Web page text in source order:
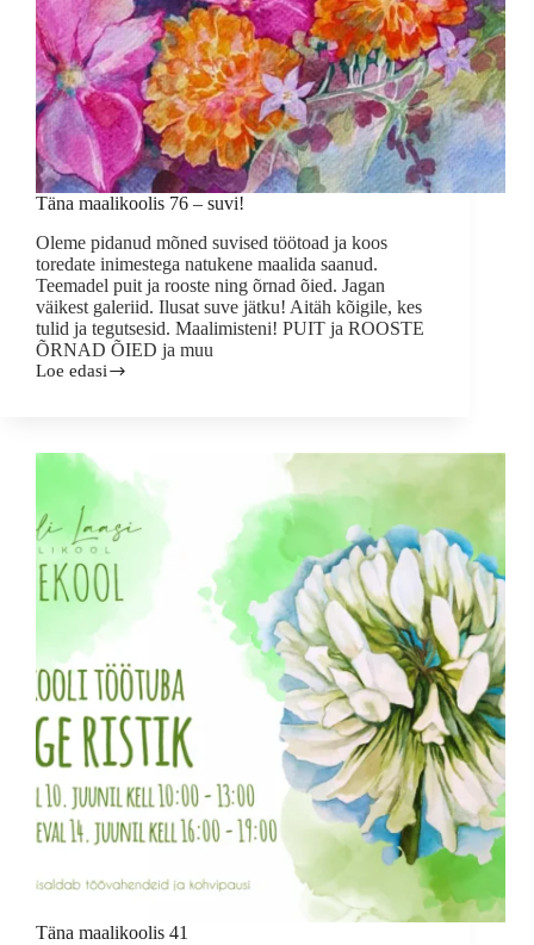
Täna maalikoolis 76 – suvi!
Oleme pidanud mõned suvised töötoad ja koos
toredate inimestega natukene maalida saanud.
Teemadel puit ja rooste ning õrnad õied. Jagan
väikest galeriid. Ilusat suve jätku! Aitäh kõigile, kes
tulid ja tegutsesid. Maalimisteni! PUIT ja ROOSTE
ÕRNAD ÕIED ja muu
Loe edasi
Täna
suvi!
Täna maalikoolis 41